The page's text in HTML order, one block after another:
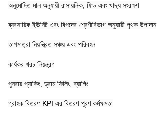
অনুমোদিত মান অনুযায়ী রাসায়নিক, ফিড এবং খাদ্য সংরক্ষণ
ব্যবসায়িক ইউনিট এবং বিপদের শ্রেণীবিভাগ অনুযায়ী পৃথক উপাদান
তাপমাত্রা নিয়ন্ত্রিত সঞ্চয় এবং পরিবহন
কার্যকর খরচ নিয়ন্ত্রণ
পুনরায় প্যাকিং, ড্রাম ফিলিং, ব্যাগিং
গ্রাহক বিতরণ KPI এর বিতরণ পূরণ কর্মক্ষমতা